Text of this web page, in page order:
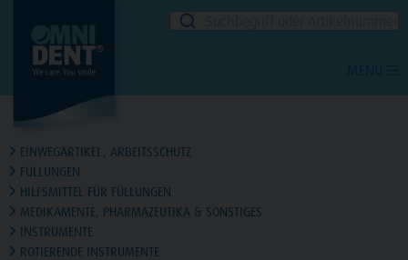
EINWEGARTIKEL, ARBEITSSCHUTZ
FÜLLUNGEN
HILFSMITTEL FÜR FÜLLUNGEN
MEDIKAMENTE, PHARMAZEUTIKA & SONSTIGES
INSTRUMENTE
ROTIERENDE INSTRUMENTE